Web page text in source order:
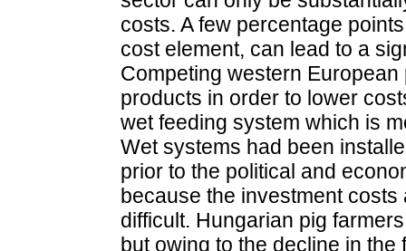
costs. A few percentage
cost element, can lead to a
Competing western
products in order to lower
wet feeding system which is
Wet systems had been
prior to the political and
because the investment
difficult. Hungarian pig
but owing to the decline in